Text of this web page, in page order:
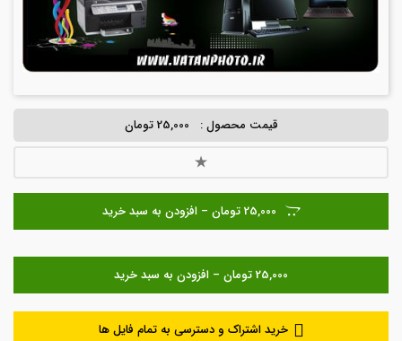
قیمت محصول : 25,000 تومان
25,000 تومان – افزودن به سبد خرید
خرید اشتراک و دسترسی به تمام فایل ها